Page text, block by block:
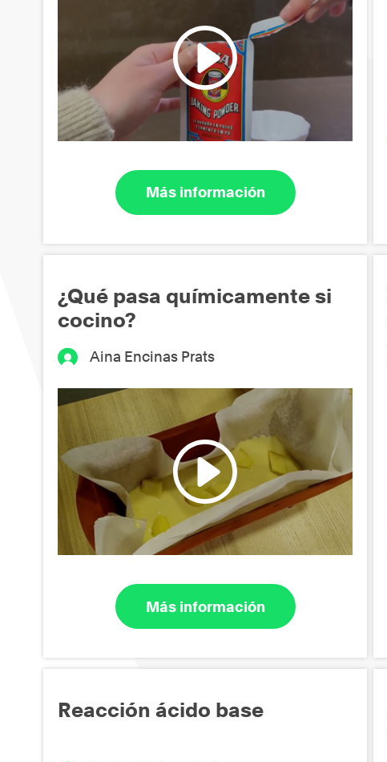
Más información
¿Qué pasa químicamente si
cocino?
Aina Encinas Prats
Más información
Reacción ácido base